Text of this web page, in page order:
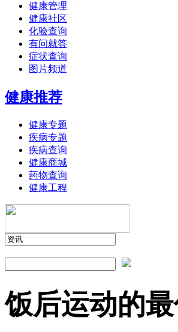
健康管理
健康社区
化验查询
有问就答
症状查询
图片频道
健康推荐
健康专题
疾病专题
疾病查询
健康商城
药物查询
健康工程
饭后运动的